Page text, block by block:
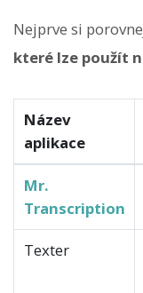
Nejprve si
které lze použít
Název
aplikace
Mr.
Transcription
Texter